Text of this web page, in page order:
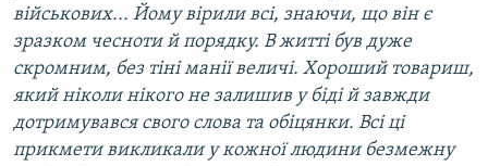
військових... Йому вірили всі, знаючи, що він є
зразком чесноти й порядку. В житті був дуже
скромним, без тіні манії величі. Хороший товариш,
який ніколи нікого не залишив у біді й завжди
дотримувався свого слова та обіцянки. Всі ці
прикмети викликали у кожної людини безмежну